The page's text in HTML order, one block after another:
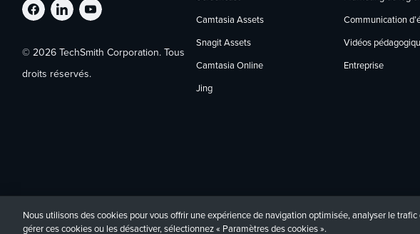
Suivre
TechSmith
Suivre
TechSmith
Suivre
TechSmith
© 2026 TechSmith Corporation. Tous
droits réservés.
Camtasia Assets
Snagit Assets
Camtasia Online
Jing
Communication
Vidéos
Entreprise
Politique de confidentialitéAccessibilitéContact
Nous utilisons des cookies pour vous offrir une expérience de navigation optimisée, analyser le
gérer ces cookies ou les désactiver, sélectionnez « Paramètres des cookies ».